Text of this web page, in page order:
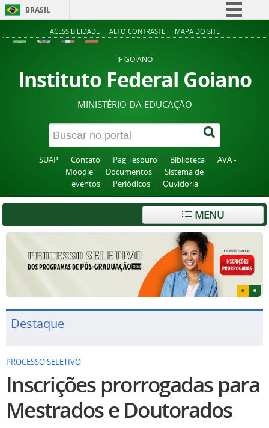
BRASIL
Simplifique!
Acesso à informação
Legislação
Canais
ACESSIBILIDADE ALTO CONTRASTE MAPA DO SITE
IF GOIANO
Instituto Federal Goiano
MINISTÉRIO DA EDUCAÇÃO
SUAP Contato Pag Tesouro Biblioteca
AVA -
Moodle
Documentos
Sistema de
eventos
Periódicos Ouvidoria
MENU
Destaque
PROCESSO SELETIVO
Inscrições prorrogadas para
Mestrados e Doutorados